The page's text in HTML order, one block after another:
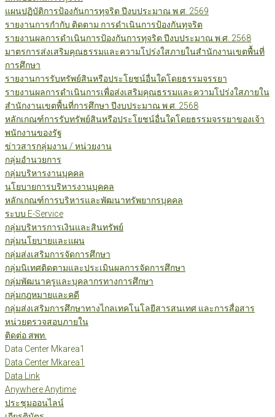
แผนปฏิบัติการป้องกันการทุจริต ปีงบประมาณ พ.ศ. 2569
รายงานการกำกับ ติดตาม การดำเนินการป้องกันทุจริต
รายงานผลการดำเนินการป้องกันการทุจริต ปีงบประมาณ พ.ศ. 2568
มาตรการส่งเสริมคุณธรรมและความโปร่งใสภายในสำนักงานเขตพื้นที่
การศึกษา
รายงานการรับทรัพย์สินหรือประโยชน์อื่นใดโดยธรรมจรรยา
รายงานผลการดำเนินการเพื่อส่งเสริมคุณธรรมและความโปร่งใสภายใน
สำนักงานเขตพื้นที่การศึกษา ปีงบประมาณ พ.ศ. 2568
หลักเกณฑ์การรับทรัพย์สินหรือประโยชน์อื่นใดโดยธรรมจรรยาของเจ้า
พนักงานของรัฐ
ข่าวสารกลุ่มงาน / หน่วยงาน
กลุ่มอำนวยการ
กลุ่มบริหารงานบุคคล
นโยบายการบริหารงานบุคคล
หลักเกณฑ์การบริหารและพัฒนาทรัพยากรบุคคล
ระบบ E-Service
กลุ่มบริหารการเงินและสินทรัพย์
กลุ่มนโยบายและแผน
กลุ่มส่งเสริมการจัดการศึกษา
กลุ่มนิเทศติดตามและประเมินผลการจัดการศึกษา
กลุ่มพัฒนาครูและบุคลากรทางการศึกษา
กลุ่มกฎหมายและคดี
กลุ่มส่งเสริมการศึกษาทางไกลเทคโนโลยีสารสนเทศ และการสื่อสาร
หน่วยตรวจสอบภายใน
ติดต่อ สพท.
Data Center Mkarea1
Data Center Mkarea1
Data Link
Anywhere Anytime
ประชุมออนไลน์